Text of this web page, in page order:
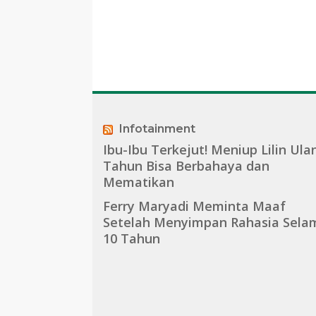
Infotainment
Ibu-Ibu Terkejut! Meniup Lilin
Tahun Bisa Berbahaya dan
Mematikan
Ferry Maryadi Meminta Maaf
Setelah Menyimpan Rahasia
10 Tahun